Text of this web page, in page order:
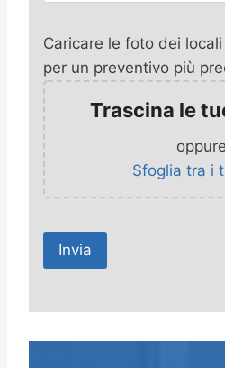
Caricare le foto dei
per un preventivo più
Trascina le
oppure
Sfoglia tra i
A